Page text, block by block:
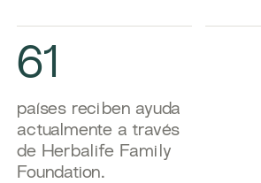
61
​países reciben ayuda
actualmente a través
de Herbalife Family
Foundation.